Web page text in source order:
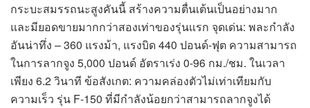
กระบะสมรรถนะสูงคันนี้ สร้างความตื่นเต้นเป็นอย่างมาก
และมียอดขายมากกว่าสองเท่าของรุ่นแรก จุดเด่น: พละกำลัง
อันน่าทึ่ง – 360 แรงม้า, แรงบิด 440 ปอนด์-ฟุต ความสามารถ
ในการลากจูง 5,000 ปอนด์ อัตราเร่ง 0-96 กม./ชม. ในเวลา
เพียง 6.2 วินาที ข้อสังเกต: ความคล่องตัวไม่เท่าเทียมกับ
ความเร็ว รุ่น F-150 ที่มีกำลังน้อยกว่าสามารถลากจูงได้